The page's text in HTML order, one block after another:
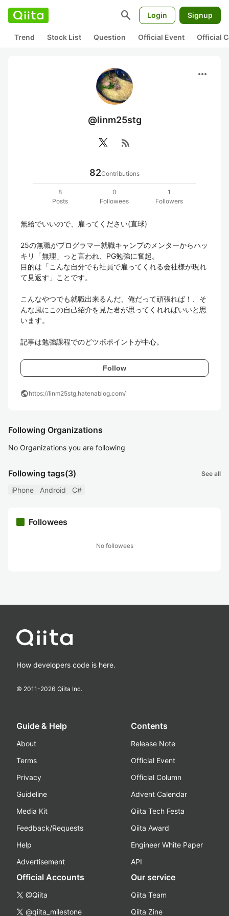
search Login Signup
Trend Stock List Question Official Event Official
more_horiz
@linm25stg
rss_feed
82Contributions
8
Posts
0
Followees
1
Followers
無給でいいので、雇ってください(直球)
25の無職がプログラマー就職キャンプのメンターからハッ
キリ「無理」っと言われ、PG勉強に奮起。
目的は「こんな自分でも社員で雇ってくれる会社様が現れ
て見返す」ことです。
こんなやつでも就職出来るんだ、俺だって頑張れば！、そ
んな風にこの自己紹介を見た君が思ってくれればいいと思
います。
記事は勉強課程でのどツボポイントが中心。
Follow
publichttps://linm25stg.hatenablog.com/
Following Organizations
No Organizations you are following
Following tags(3) See all
iPhone Android C#
Followees
No followees
How developers code is here.
© 2011-2026 Qiita Inc.
Guide & Help
About
Terms
Privacy
Guideline
Media Kit
Feedback/Requests
Help
Advertisement
Contents
Release Note
Official Event
Official Column
Advent Calendar
Qiita Tech Festa
Qiita Award
Engineer White Paper
API
Official Accounts
@Qiita
@qiita_milestone
Our service
Qiita Team
Qiita Zine